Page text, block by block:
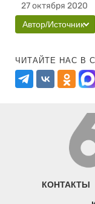
27 октября 2020
Автор/Источник
ЧИТАЙТЕ НАС В
КОНТАКТЫ